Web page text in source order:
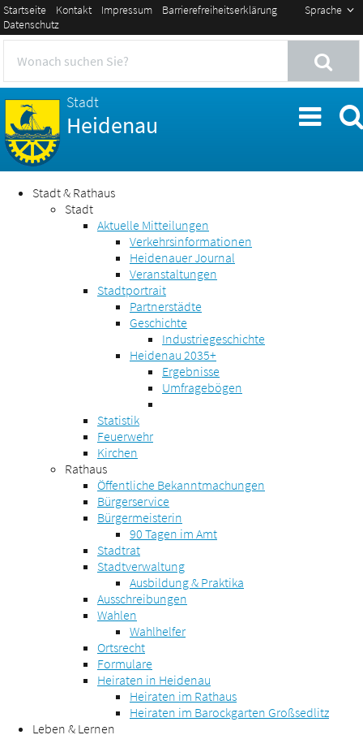
Sprache
Startseite Kontakt Impressum
Barrierefreiheitserklärung
Datenschutz
Stadt
Heidenau
Stadt & Rathaus
Stadt
Aktuelle Mitteilungen
Verkehrsinformationen
Heidenauer Journal
Veranstaltungen
Stadtportrait
Partnerstädte
Geschichte
Industriegeschichte
Heidenau 2035+
Ergebnisse
Umfragebögen
Statistik
Feuerwehr
Kirchen
Rathaus
Öffentliche Bekanntmachungen
Bürgerservice
Bürgermeisterin
90 Tagen im Amt
Stadtrat
Stadtverwaltung
Ausbildung & Praktika
Ausschreibungen
Wahlen
Wahlhelfer
Ortsrecht
Formulare
Heiraten in Heidenau
Heiraten im Rathaus
Heiraten im Barockgarten Großsedlitz
Leben & Lernen